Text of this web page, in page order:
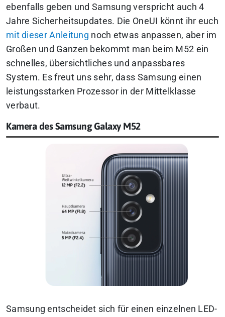
ebenfalls geben und Samsung verspricht auch 4
Jahre Sicherheitsupdates. Die OneUI könnt ihr euch
mit dieser Anleitung noch etwas anpassen, aber im
Großen und Ganzen bekommt man beim M52 ein
schnelles, übersichtliches und anpassbares
System. Es freut uns sehr, dass Samsung einen
leistungsstarken Prozessor in der Mittelklasse
verbaut.
Kamera des Samsung Galaxy M52
Samsung entscheidet sich für einen einzelnen LED-